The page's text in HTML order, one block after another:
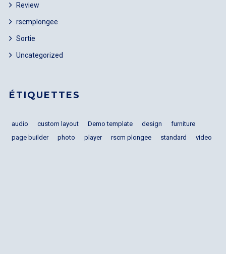
Review
rscmplongee
Sortie
Uncategorized
ÉTIQUETTES
audio custom layout Demo template design
furniture
page builder
photo player rscm plongee standard video